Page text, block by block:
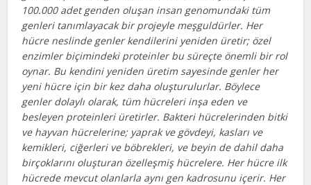
100.000 adet genden oluşan insan genomundaki tüm
genleri tanımlayacak bir projeyle meşguldürler. Her
hücre neslinde genler kendilerini yeniden üretir; özel
enzimler biçimindeki proteinler bu süreçte önemli bir rol
oynar. Bu kendini yeniden üretim sayesinde genler her
yeni hücre için bir kez daha oluşturulurlar. Böylece
genler dolaylı olarak, tüm hücreleri inşa eden ve
besleyen proteinleri üretirler. Bakteri hücrelerinden bitki
ve hayvan hücrelerine; yaprak ve gövdeyi, kasları ve
kemikleri, ciğerleri ve böbrekleri, ve beyin de dahil daha
birçoklarını oluşturan özelleşmiş hücrelere. Her hücre ilk
hücrede mevcut olanlarla aynı gen kadrosunu içerir. Her